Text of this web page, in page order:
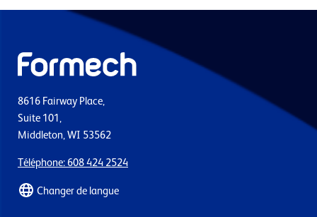
8616 Fairway Place,
Suite 101,
Middleton, WI 53562
Téléphone: 608 424 2524
Changer de langue